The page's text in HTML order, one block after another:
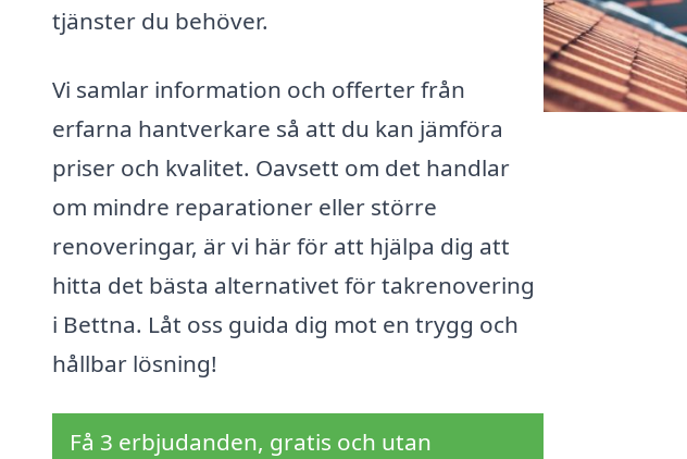
tjänster du behöver.
Vi samlar information och offerter från
erfarna hantverkare så att du kan jämföra
priser och kvalitet. Oavsett om det handlar
om mindre reparationer eller större
renoveringar, är vi här för att hjälpa dig att
hitta det bästa alternativet för takrenovering
i Bettna. Låt oss guida dig mot en trygg och
hållbar lösning!
Få 3 erbjudanden, gratis och utan